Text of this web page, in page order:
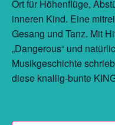
Ort für Höhenflüge,
inneren Kind. Eine
Gesang und Tanz. Mit
„Dangerous“ und
Musikgeschichte
diese knallig-bunte